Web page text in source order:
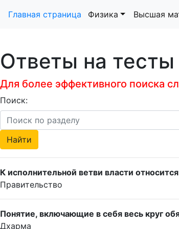
Главная страница Физика Высшая
Ответы на
Для более эффективного поиска
Поиск:
К исполнительной ветви власти
Правительство
Понятие, включающие в себя весь круг
Дхарма